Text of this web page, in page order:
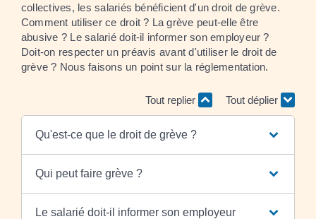
collectives, les salariés bénéficient d'un droit de grève.
Comment utiliser ce droit ? La grève peut-elle être
abusive ? Le salarié doit-il informer son employeur ?
Doit-on respecter un préavis avant d'utiliser le droit de
grève ? Nous faisons un point sur la réglementation.
Tout replier Tout déplier
Qu'est-ce que le droit de grève ?
Qui peut faire grève ?
Le salarié doit-il informer son employeur